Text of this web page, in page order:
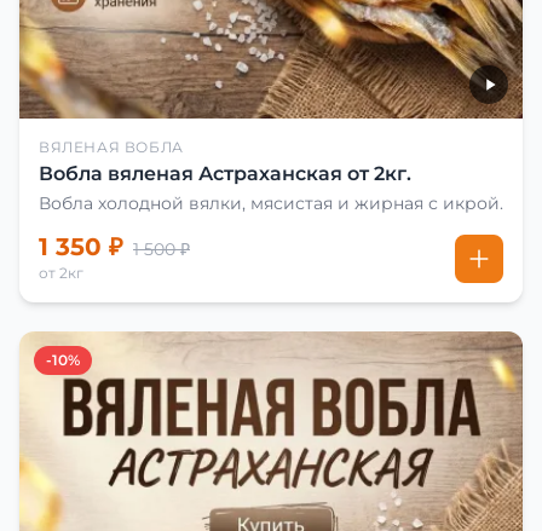
ВЯЛЕНАЯ ВОБЛА
Вобла вяленая Астраханская от 2кг.
Вобла холодной вялки, мясистая и жирная с икрой.
1 350 ₽ 1 500 ₽
от 2кг
-10%